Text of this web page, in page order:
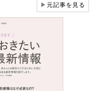
▶元記事を見る